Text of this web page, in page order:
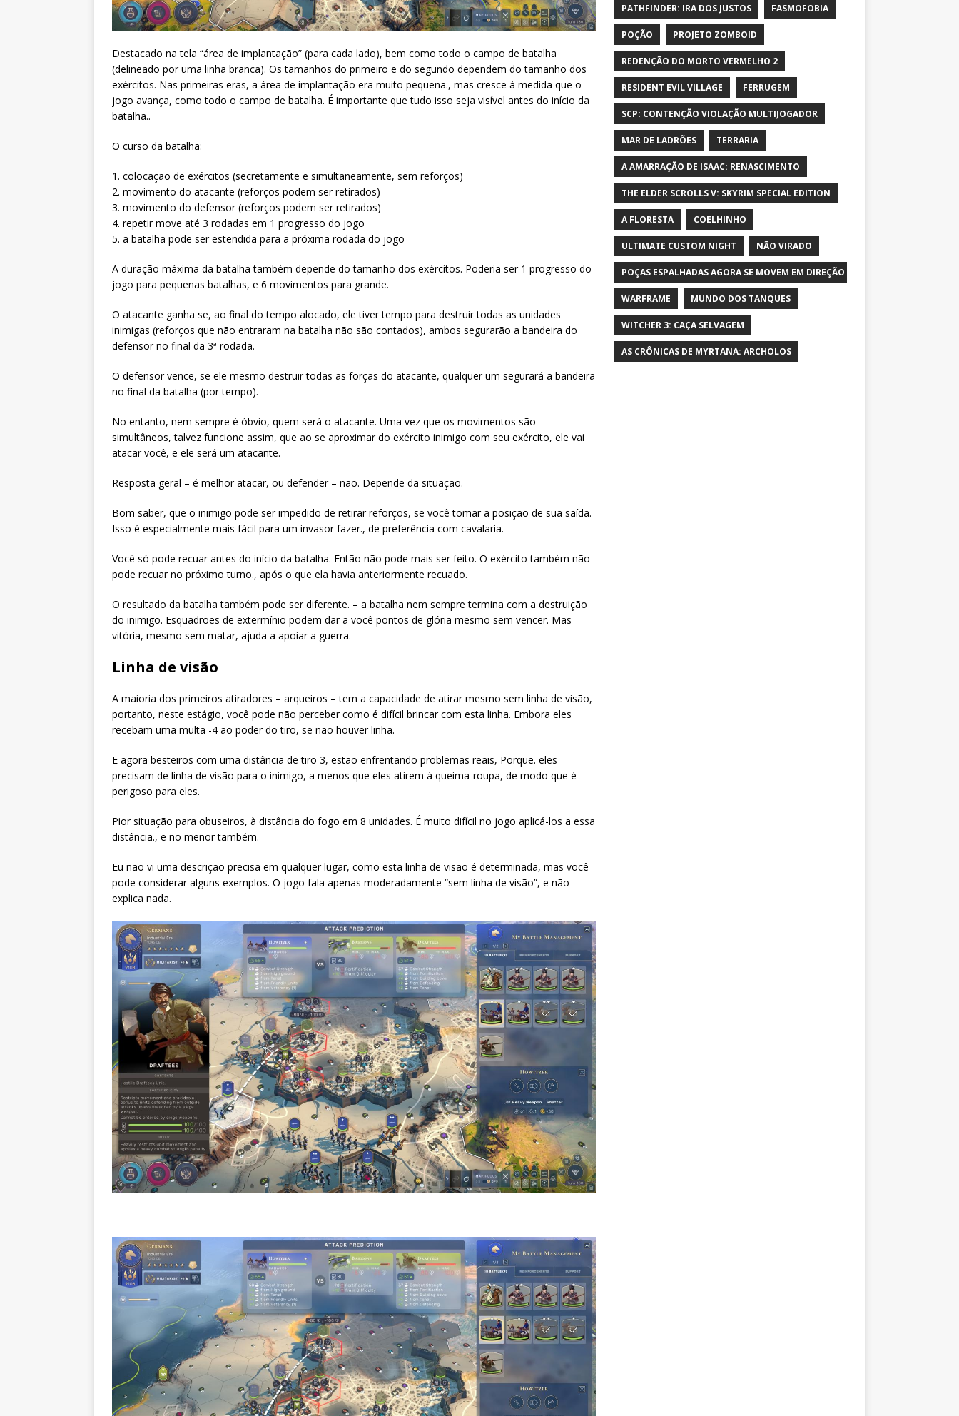
Destacado na tela “área de implantação” (para cada lado), bem como todo o campo de batalha
(delineado por uma linha branca). Os tamanhos do primeiro e do segundo dependem do tamanho dos
exércitos. Nas primeiras eras, a área de implantação era muito pequena., mas cresce à medida que o
jogo avança, como todo o campo de batalha. É importante que tudo isso seja visível antes do início da
batalha..
O curso da batalha:
1. colocação de exércitos (secretamente e simultaneamente, sem reforços)
2. movimento do atacante (reforços podem ser retirados)
3. movimento do defensor (reforços podem ser retirados)
4. repetir move até 3 rodadas em 1 progresso do jogo
5. a batalha pode ser estendida para a próxima rodada do jogo
A duração máxima da batalha também depende do tamanho dos exércitos. Poderia ser 1 progresso do
jogo para pequenas batalhas, e 6 movimentos para grande.
O atacante ganha se, ao final do tempo alocado, ele tiver tempo para destruir todas as unidades
inimigas (reforços que não entraram na batalha não são contados), ambos segurarão a bandeira do
defensor no final da 3ª rodada.
O defensor vence, se ele mesmo destruir todas as forças do atacante, qualquer um segurará a bandeira
no final da batalha (por tempo).
No entanto, nem sempre é óbvio, quem será o atacante. Uma vez que os movimentos são
simultâneos, talvez funcione assim, que ao se aproximar do exército inimigo com seu exército, ele vai
atacar você, e ele será um atacante.
Resposta geral – é melhor atacar, ou defender – não. Depende da situação.
Bom saber, que o inimigo pode ser impedido de retirar reforços, se você tomar a posição de sua saída.
Isso é especialmente mais fácil para um invasor fazer., de preferência com cavalaria.
Você só pode recuar antes do início da batalha. Então não pode mais ser feito. O exército também não
pode recuar no próximo turno., após o que ela havia anteriormente recuado.
O resultado da batalha também pode ser diferente. – a batalha nem sempre termina com a destruição
do inimigo. Esquadrões de extermínio podem dar a você pontos de glória mesmo sem vencer. Mas
vitória, mesmo sem matar, ajuda a apoiar a guerra.
Linha de visão
A maioria dos primeiros atiradores – arqueiros – tem a capacidade de atirar mesmo sem linha de visão,
portanto, neste estágio, você pode não perceber como é difícil brincar com esta linha. Embora eles
recebam uma multa -4 ao poder do tiro, se não houver linha.
E agora besteiros com uma distância de tiro 3, estão enfrentando problemas reais, Porque. eles
precisam de linha de visão para o inimigo, a menos que eles atirem à queima-roupa, de modo que é
perigoso para eles.
Pior situação para obuseiros, à distância do fogo em 8 unidades. É muito difícil no jogo aplicá-los a essa
distância., e no menor também.
Eu não vi uma descrição precisa em qualquer lugar, como esta linha de visão é determinada, mas você
pode considerar alguns exemplos. O jogo fala apenas moderadamente “sem linha de visão”, e não
explica nada.
PATHFINDER: IRA DOS JUSTOS FASMOFOBIA
POÇÃO PROJETO ZOMBOID
REDENÇÃO DO MORTO VERMELHO 2
RESIDENT EVIL VILLAGE FERRUGEM
SCP: CONTENÇÃO VIOLAÇÃO MULTIJOGADOR
MAR DE LADRÕES TERRARIA
A AMARRAÇÃO DE ISAAC: RENASCIMENTO
THE ELDER SCROLLS V: SKYRIM SPECIAL EDITION
A FLORESTA COELHINHO
ULTIMATE CUSTOM NIGHT NÃO VIRADO
POÇAS ESPALHADAS AGORA SE MOVEM EM DIREÇÃO AO PERSONAGEM E
WARFRAME MUNDO DOS TANQUES
WITCHER 3: CAÇA SELVAGEM
AS CRÔNICAS DE MYRTANA: ARCHOLOS